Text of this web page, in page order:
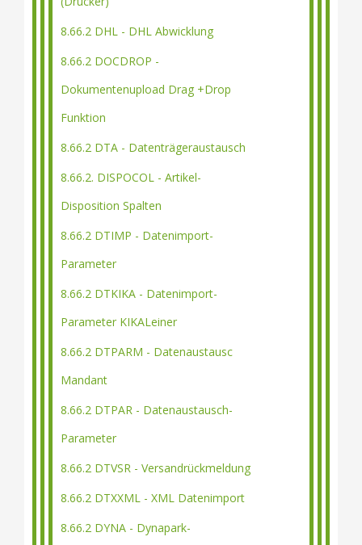
8.66.2 DHL - DHL Abwicklung
8.66.2 DOCDROP -
Dokumentenupload Drag +Drop
Funktion
8.66.2 DTA - Datenträgeraustausch
8.66.2. DISPOCOL - Artikel-
Disposition Spalten
8.66.2 DTIMP - Datenimport-
Parameter
8.66.2 DTKIKA - Datenimport-
Parameter KIKALeiner
8.66.2 DTPARM - Datenaustausc
Mandant
8.66.2 DTPAR - Datenaustausch-
Parameter
8.66.2 DTVSR - Versandrückmeldung
8.66.2 DTXXML - XML Datenimport
8.66.2 DYNA - Dynapark-